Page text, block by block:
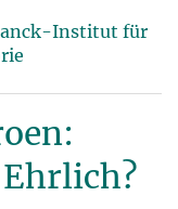
Institut für
Ehrlich?